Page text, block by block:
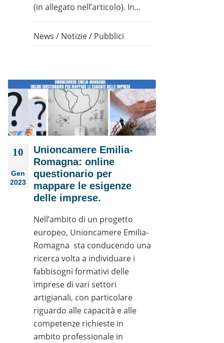
(in allegato nell’articolo). In...
News / Notizie/ Pubblici
10
Gen
2023
Unioncamere Emilia-
Romagna: online
questionario per
mappare le esigenze
delle imprese.
Nell’ambito di un progetto
europeo, Unioncamere Emilia-
Romagna sta conducendo una
ricerca volta a individuare i
fabbisogni formativi delle
imprese di vari settori
artigianali, con particolare
riguardo alle capacità e alle
competenze richieste in
ambito professionale in